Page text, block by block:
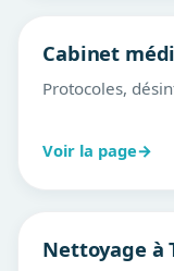
Cabinet
Protocoles,
Voir la page→
Nettoyage à